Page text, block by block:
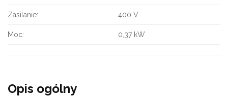
Zasilanie: 400 V
Moc: 0,37 kW
Opis ogólny